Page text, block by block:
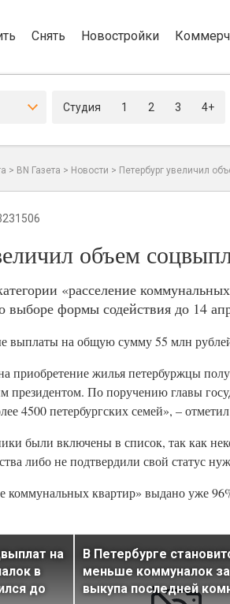
Снять Новостройки
Студия 1 2 3 4+
> BN Газета > Новости > Петербург увеличил
объем
«расселение
выборе формы содействия до 14
выплаты на общую сумму 55 млн
приобретение жилья петербуржцы
По поручению главы
4500 петербургских семей», –
были включены в список, так как
либо не подтвердили свой статус
коммунальных квартир» выдано уже
на
в
до
В Петербурге
меньше коммуналок
выкупа последней